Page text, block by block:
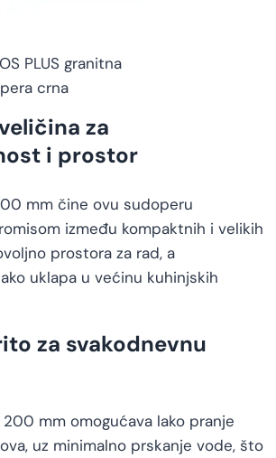
PLUS granitna
crna
za
i prostor
mm čine ovu sudoperu
između kompaktnih i velikih
prostora za rad, a
uklapa u većinu kuhinjskih
za svakodnevnu
mm omogućava lako pranje
uz minimalno prskanje vode, što